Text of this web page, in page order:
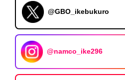
@GBO_ikebukuro
@namco_ike296